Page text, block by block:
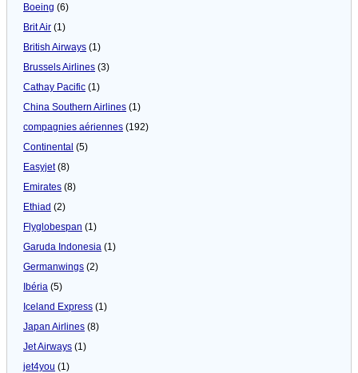
Boeing (6)
Brit Air (1)
British Airways (1)
Brussels Airlines (3)
Cathay Pacific (1)
China Southern Airlines (1)
compagnies aériennes (192)
Continental (5)
Easyjet(8)
Emirates (8)
Ethiad (2)
Flyglobespan (1)
Garuda Indonesia (1)
Germanwings (2)
Ibéria (5)
Iceland Express (1)
Japan Airlines (8)
Jet Airways (1)
jet4you (1)